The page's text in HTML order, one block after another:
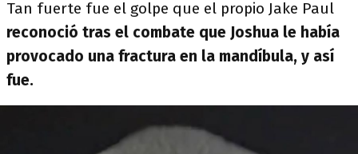
Tan fuerte fue el golpe que el propio Jake Paul
reconoció tras el combate que Joshua le había
provocado una fractura en la mandíbula, y así
fue.